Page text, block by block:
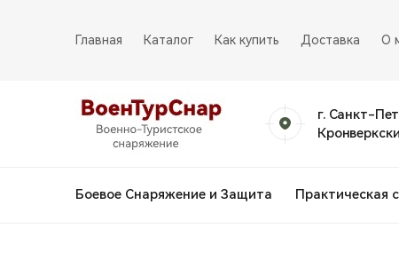
Главная Каталог Как купить Доставка О
г. Санкт-
Боевое Снаряжение и Защита Практическая